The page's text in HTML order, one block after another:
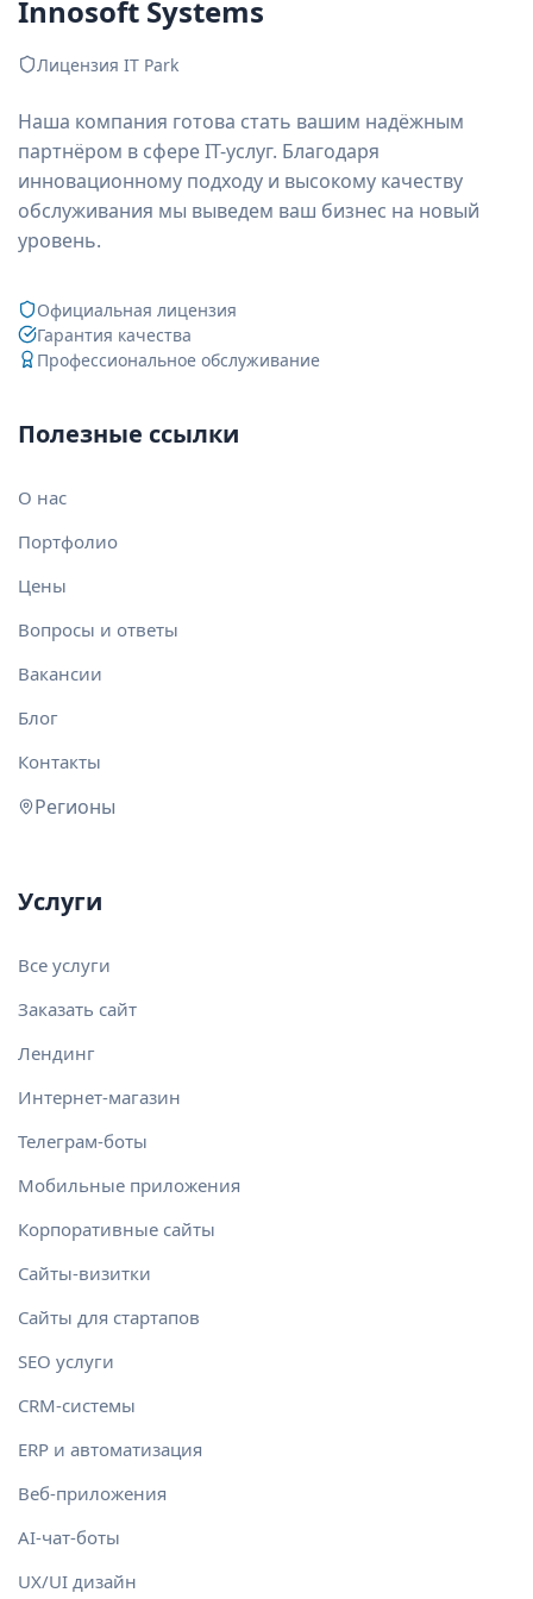
Innosoft Systems
Лицензия IT Park
Наша компания готова стать вашим надёжным
партнёром в сфере IT-услуг. Благодаря
инновационному подходу и высокому качеству
обслуживания мы выведем ваш бизнес на новый
уровень.
Официальная лицензия
Гарантия качества
Профессиональное обслуживание
Полезные ссылки
О нас
Портфолио
Цены
Вопросы и ответы
Вакансии
Блог
Контакты
Регионы
Услуги
Все услуги
Заказать сайт
Лендинг
Интернет-магазин
Телеграм-боты
Мобильные приложения
Корпоративные сайты
Сайты-визитки
Сайты для стартапов
SEO услуги
CRM-системы
ERP и автоматизация
Веб-приложения
AI-чат-боты
UX/UI дизайн